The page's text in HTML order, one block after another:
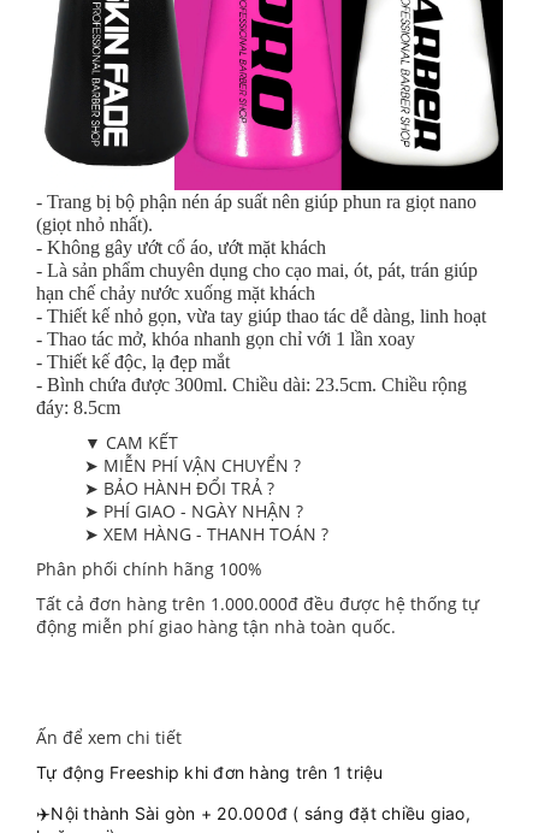
- Trang bị bộ phận nén áp suất nên giúp phun ra giọt nano
(giọt nhỏ nhất).
- Không gây ướt cổ áo, ướt mặt khách
- Là sản phẩm chuyên dụng cho cạo mai, ót, pát, trán giúp
hạn chế chảy nước xuống mặt khách
- Thiết kế nhỏ gọn, vừa tay giúp thao tác dễ dàng, linh hoạt
- Thao tác mở, khóa nhanh gọn chỉ với 1 lần xoay
- Thiết kế độc, lạ đẹp mắt
- Bình chứa được 300ml. Chiều dài: 23.5cm. Chiều rộng
đáy: 8.5cm
▼ CAM KẾT
➤ MIỄN PHÍ VẬN CHUYỂN ?
➤ BẢO HÀNH ĐỔI TRẢ ?
➤ PHÍ GIAO - NGÀY NHẬN ?
➤ XEM HÀNG - THANH TOÁN ?
Phân phối chính hãng 100%
Tất cả đơn hàng trên 1.000.000đ đều được hệ thống tự
động miễn phí giao hàng tận nhà toàn quốc.
Ấn để xem chi tiết
Tự động Freeship khi đơn hàng trên 1 triệu
✈️Nội thành Sài gòn + 20.000đ ( sáng đặt chiều giao,